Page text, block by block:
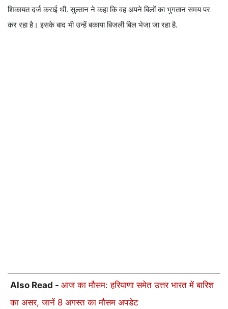
शिकायत दर्ज कराई थी. सुल्तान ने कहा कि वह अपने बिलों का भुगतान समय पर
कर रहा है। इसके बाद भी उन्हें बकाया बिजली बिल भेजा जा रहा है.
Also Read - आज का मौसम: हरियाणा समेत उत्तर भारत में बारिश
का असर, जानें 8 अगस्त का मौसम अपडेट